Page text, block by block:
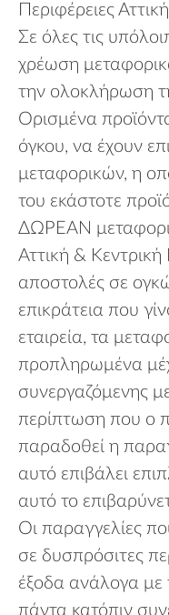
Περιφέρειες
Σε όλες τις
χρέωση
την ολοκλήρωση
Ορισμένα
όγκου, να έχουν
μεταφορικών, η
του εκάστοτε
ΔΩΡΕΑΝ
Αττική &
αποστολές σε
επικράτεια που
εταιρεία, τα
προπληρωμένα
συνεργαζόμενης
περίπτωση που ο
παραδοθεί η
αυτό επιβάλει
αυτό το
Οι παραγγελίες
σε δυσπρόσιτες
έξοδα ανάλογα με
πάντα κατόπιν